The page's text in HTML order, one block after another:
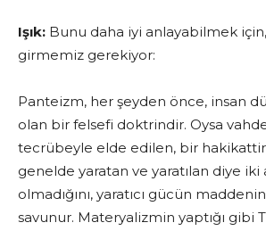
Işık: Bunu daha iyi anlayabilmek için,
girmemiz gerekiyor:
Panteizm, her şeyden önce, insan
olan bir felsefi doktrindir. Oysa
tecrübeyle elde edilen, bir
genelde yaratan ve yaratılan diye iki
olmadığını, yaratıcı gücün
savunur. Materyalizmin yap­tığı gibi